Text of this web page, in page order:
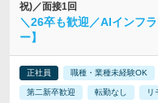
祝)／面接1回
＼26卒も歓迎／AIインフ
ー】
正社員 職種・業種未経験OK
第二新卒歓迎 転勤なし リ